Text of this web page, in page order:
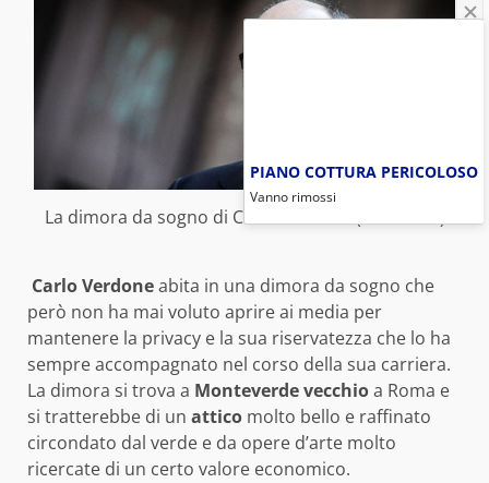
La dimora da sogno di Carlo Verdone (Foto Web)
Carlo Verdoneabita in una dimora da sogno che
però non ha mai voluto aprire ai media per
mantenere la privacy e la sua riservatezza che lo ha
sempre accompagnato nel corso della sua carriera.
La dimora si trova a Monteverde vecchioa Roma e
si tratterebbe di un attico molto bello e raffinato
circondato dal verde e da opere d’arte molto
ricercate di un certo valore economico.
PIANO COTTURA PERICOLOSO
Vanno rimossi